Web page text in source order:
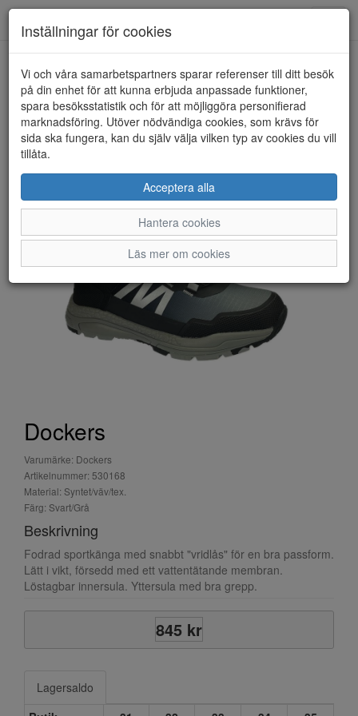
HEM DOCKERS
Dockers
Varumärke: Dockers
Artikelnummer: 530168
Material: Syntet/väv/tex.
Färg: Svart/Grå
Beskrivning
Fodrad sportkänga med snabbt "vridlås" för en bra passform.
Lätt i vikt, försedd med ett vattentätande membran.
Löstagbar innersula. Yttersula med bra grepp.
845 kr
Lagersaldo
Inställningar för cookies
Vi och våra samarbetspartners sparar referenser till ditt besök
på din enhet för att kunna erbjuda anpassade funktioner,
spara besöksstatistik och för att möjliggöra personifierad
marknadsföring. Utöver nödvändiga cookies, som krävs för
sida ska fungera, kan du själv välja vilken typ av cookies du vill
tillåta.
Acceptera alla
Hantera cookies
Läs mer om cookies